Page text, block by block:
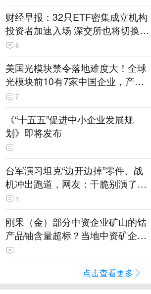
财经早报：32只ETF密集成立机构
投资者加速入场 深交所也将切换交
易线路
5
美国光模块禁令落地难度大！全球
光模块前10有7家中国企业，产业
界人士：想“脱钩”并不容易
7
《“十五五”促进中小企业发展规
划》即将发布
台军演习坦克“边开边掉”零件、战
机冲出跑道，网友：干脆别演了，
没有一次没有笑话发生
1
刚果（金）部分中资企业矿山的钴
产品铀含量超标？当地中资矿企协
会回应：报道不实
点击查看更多